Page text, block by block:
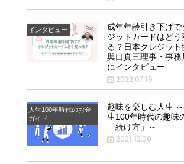
インタビュー
成年年齢引き下げで
ジットカードはどう
る？日本クレジット
與口真三理事・事務
にインタビュー
2022.07.19
人生100年時代のお金
ガイド
趣味を楽しむ人生
生100年時代の趣味
「続け方」～
2021.12.20